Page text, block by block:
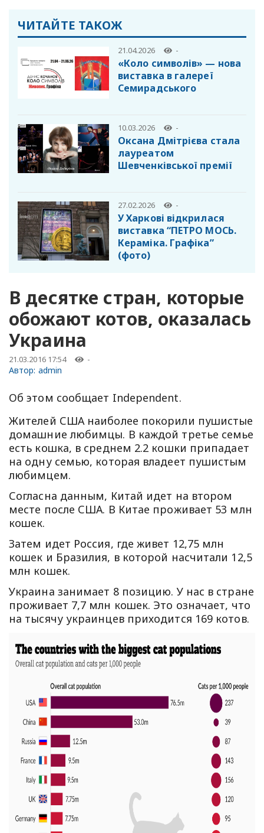
ЧИТАЙТЕ ТАКОЖ
21.04.2026 -
«Коло символів» — нова
виставка в галереї
Семирадського
10.03.2026 -
Оксана Дмітрієва стала
лауреатом
Шевченківської премії
27.02.2026 -
У Харкові відкрилася
виставка “ПЕТРО МОСЬ.
Кераміка. Графіка”
(фото)
В десятке стран, которые
обожают котов, оказалась
Украина
21.03.2016 17:54 -
Автор: admin
Об этом сообщает Independent.
Жителей США наиболее покорили пушистые
домашние любимцы. В каждой третье семье
есть кошка, в среднем 2.2 кошки припадает
на одну семью, которая владеет пушистым
любимцем.
Согласна данным, Китай идет на втором
месте после США. В Китае проживает 53 млн
кошек.
Затем идет Россия, где живет 12,75 млн
кошек и Бразилия, в которой насчитали 12,5
млн кошек.
Украина занимает 8 позицию. У нас в стране
проживает 7,7 млн кошек. Это означает, что
на тысячу украинцев приходится 169 котов.